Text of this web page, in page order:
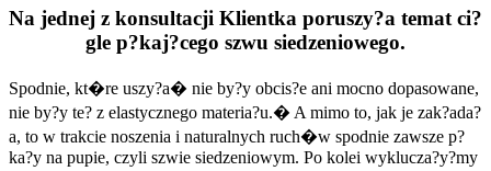
Na jednej z konsultacji Klientka poruszy?a temat ci?
gle p?kaj?cego szwu siedzeniowego.
Spodnie, kt�re uszy?a� nie by?y obcis?e ani mocno dopasowane,
nie by?y te? z elastycznego materia?u.� A mimo to, jak je zak?ada?
a, to w trakcie noszenia i naturalnych ruch�w spodnie zawsze p?
ka?y na pupie, czyli szwie siedzeniowym. Po kolei wyklucza?y?my